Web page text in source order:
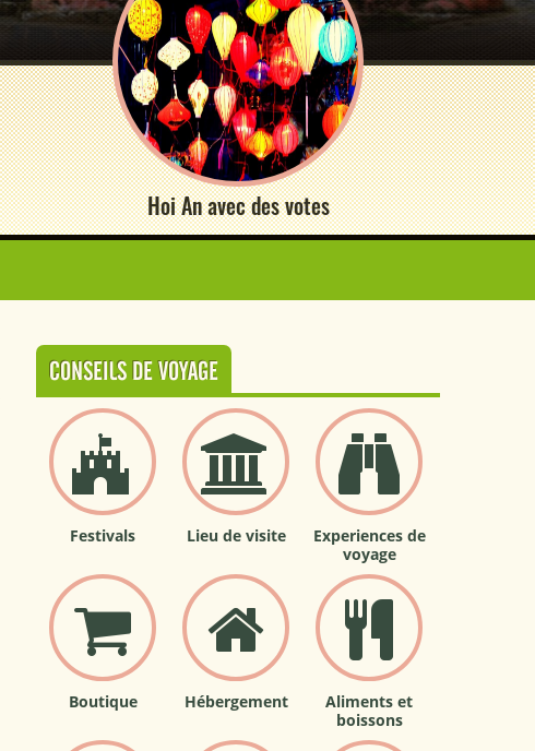
Hoi An avec des votes
CONSEILS DE VOYAGE
Festivals Lieu de visite
Experiences de
voyage
Boutique Hébergement
Aliments et
boissons